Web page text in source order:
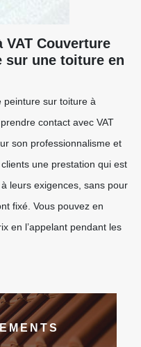
Couverture
sur une toiture en
peinture sur toiture à
contact avec VAT
son professionnalisme et
une prestation qui est
leurs exigences, sans pour
fixé. Vous pouvez en
en l’appelant pendant les